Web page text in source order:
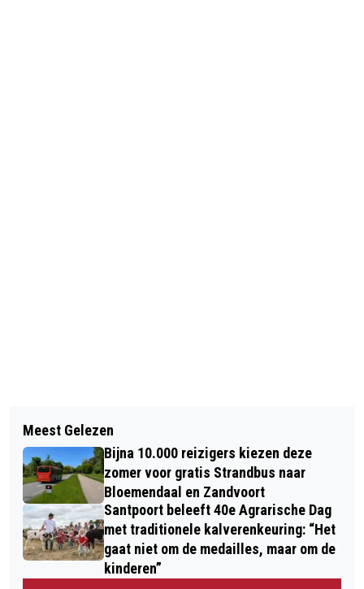
DRUK WEEKEND VOOR SINT EN
PIETEN: SINTERKLAASINTOCHTEN IN
REGIO KENNEMERLAND OP RIJ
MOTOPP WINT PARTICIPATIEPRIJS
WERKGEVERS
Meest Gelezen
Bijna 10.000 reizigers kiezen deze
zomer voor gratis Strandbus naar
Bloemendaal en Zandvoort
Santpoort beleeft 40e Agrarische Dag
met traditionele kalverenkeuring: “Het
gaat niet om de medailles, maar om de
kinderen”